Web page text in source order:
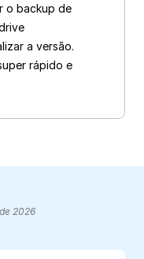
o backup de
a versão.
rápido e
2026